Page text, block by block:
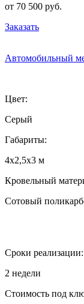
от 70 500 руб.
Заказать
Автомобильный
Цвет:
Серый
Габариты:
4х2,5х3 м
Кровельный
Сотовый
Сроки реализации:
2 недели
Стоимость под